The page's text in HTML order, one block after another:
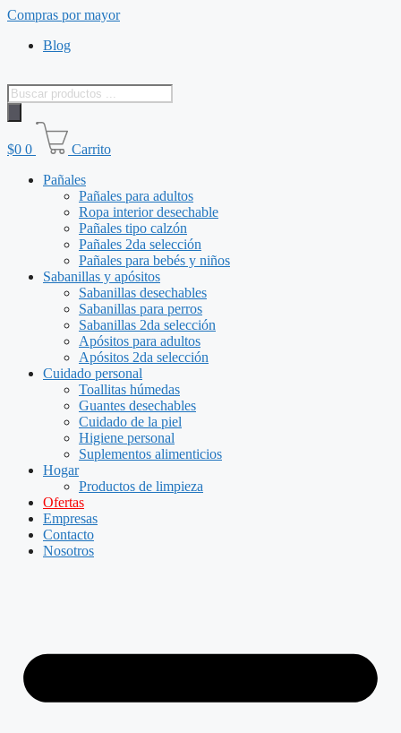
Saltar
contenido
Compras por mayor
Blog
Búsqueda
de
productos
$0 0
Carrito
Pañales
Pañales para adultos
Ropa interior desechable
Pañales tipo calzón
Pañales 2da selección
Pañales para bebés y niños
Sabanillas y apósitos
Sabanillas desechables
Sabanillas para perros
Sabanillas 2da selección
Apósitos para adultos
Apósitos 2da selección
Cuidado personal
Toallitas húmedas
Guantes desechables
Cuidado de la piel
Higiene personal
Suplementos alimenticios
Hogar
Productos de limpieza
Ofertas
Empresas
Contacto
Nosotros